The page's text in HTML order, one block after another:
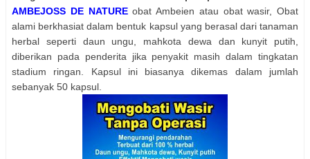
AMBEJOSS DE NATUREobat Ambeien atau obat wasir, Obat
alami berkhasiat dalam bentuk kapsul yang berasal dari tanaman
herbal seperti daun ungu, mahkota dewa dan kunyit putih,
diberikan pada penderita jika penyakit masih dalam tingkatan
stadium ringan. Kapsul ini biasanya dikemas dalam jumlah
sebanyak 50 kapsul.